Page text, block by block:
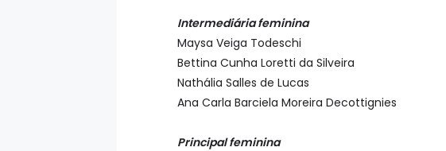
Intermediária feminina
Maysa Veiga Todeschi
Bettina Cunha Loretti da Silveira
Nathália Salles de Lucas
Ana Carla Barciela Moreira Decottignies
Principal feminina